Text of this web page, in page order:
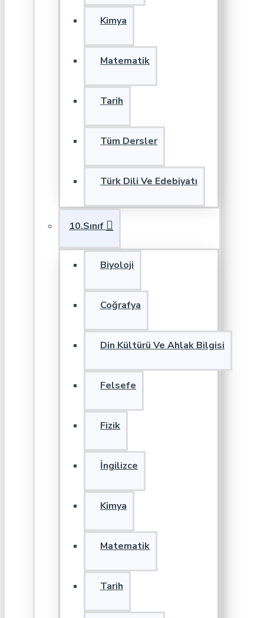
Kimya
Matematik
Tarih
Tüm Dersler
Türk Dili Ve Edebiyatı
10.Sınıf
Biyoloji
Coğrafya
Din Kültürü Ve Ahlak Bilgisi
Felsefe
Fizik
İngilizce
Kimya
Matematik
Tarih